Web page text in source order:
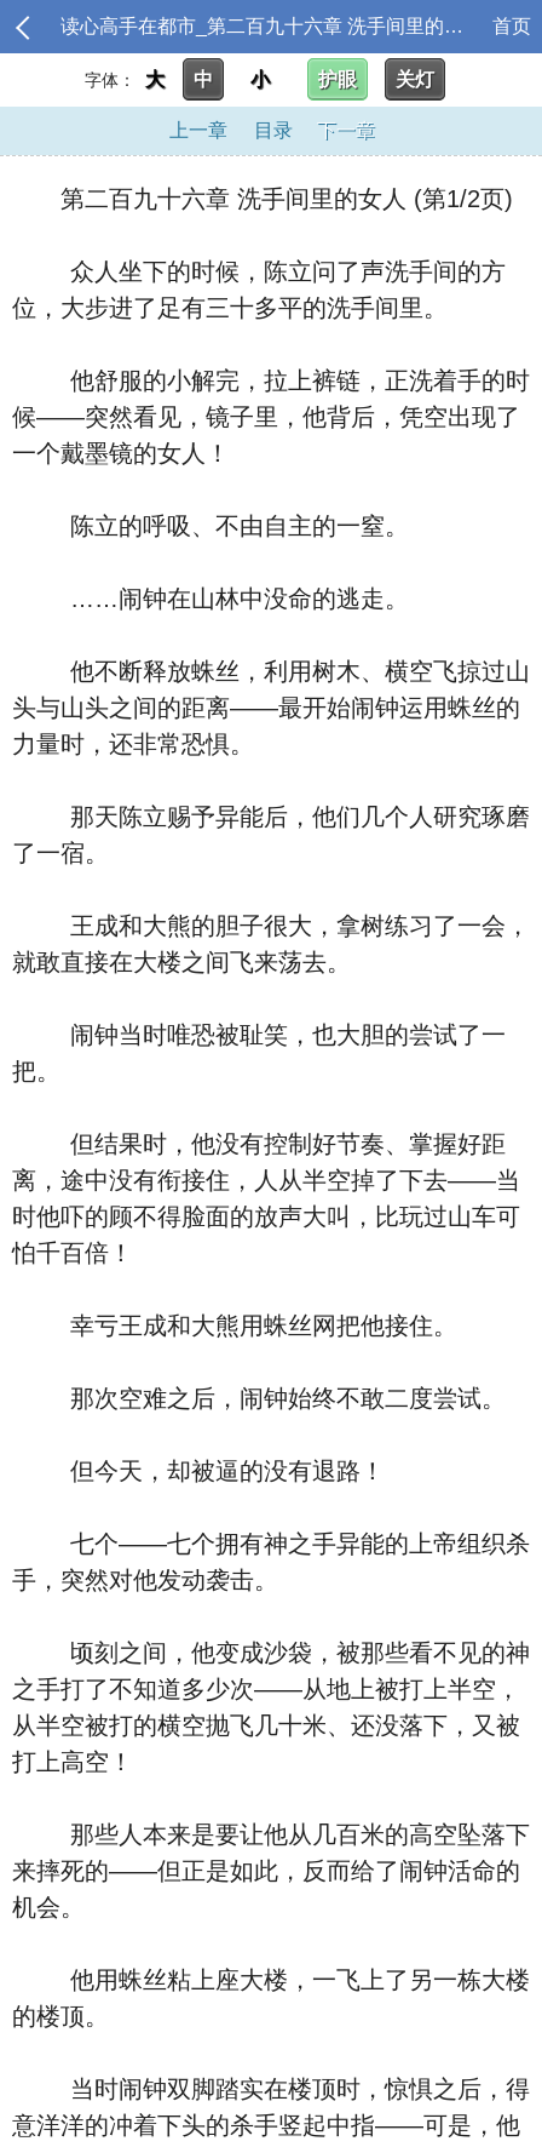
读心高手在都市_第二百九十六章 洗手间里的女人 首页
字体： 大 中 小 护眼 关灯
上一章 目录 下一章
第二百九十六章 洗手间里的女人 (第1/2页)
众人坐下的时候，陈立问了声洗手间的方
位，大步进了足有三十多平的洗手间里。
他舒服的小解完，拉上裤链，正洗着手的时
候――突然看见，镜子里，他背后，凭空出现了
一个戴墨镜的女人！
陈立的呼吸、不由自主的一窒。
……闹钟在山林中没命的逃走。
他不断释放蛛丝，利用树木、横空飞掠过山
头与山头之间的距离――最开始闹钟运用蛛丝的
力量时，还非常恐惧。
那天陈立赐予异能后，他们几个人研究琢磨
了一宿。
王成和大熊的胆子很大，拿树练习了一会，
就敢直接在大楼之间飞来荡去。
闹钟当时唯恐被耻笑，也大胆的尝试了一
把。
但结果时，他没有控制好节奏、掌握好距
离，途中没有衔接住，人从半空掉了下去――当
时他吓的顾不得脸面的放声大叫，比玩过山车可
怕千百倍！
幸亏王成和大熊用蛛丝网把他接住。
那次空难之后，闹钟始终不敢二度尝试。
但今天，却被逼的没有退路！
七个――七个拥有神之手异能的上帝组织杀
手，突然对他发动袭击。
顷刻之间，他变成沙袋，被那些看不见的神
之手打了不知道多少次――从地上被打上半空，
从半空被打的横空抛飞几十米、还没落下，又被
打上高空！
那些人本来是要让他从几百米的高空坠落下
来摔死的――但正是如此，反而给了闹钟活命的
机会。
他用蛛丝粘上座大楼，一飞上了另一栋大楼
的楼顶。
当时闹钟双脚踏实在楼顶时，惊惧之后，得
意洋洋的冲着下头的杀手竖起中指――可是，他